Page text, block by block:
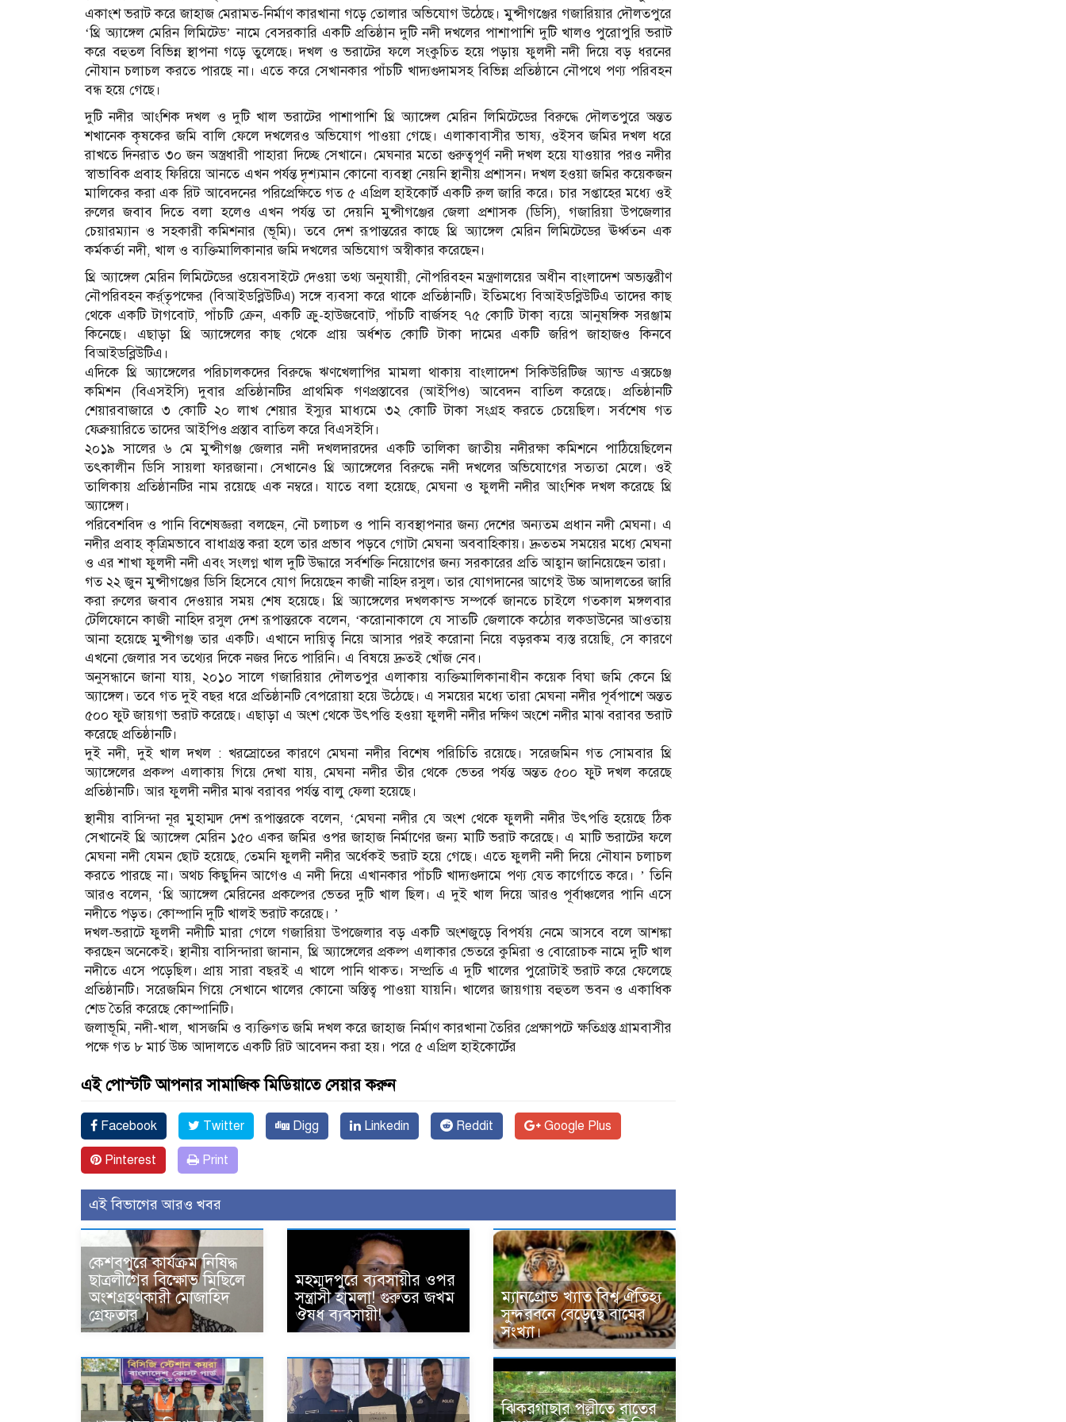
একাংশ ভরাট করে জাহাজ মেরামত-নির্মাণ কারখানা গড়ে তোলার অভিযোগ উঠেছে। মুন্সীগঞ্জের গজারিয়ার দৌলতপুরে
‘থ্রি অ্যাঙ্গেল মেরিন লিমিটেড’ নামে বেসরকারি একটি প্রতিষ্ঠান দুটি নদী দখলের পাশাপাশি দুটি খালও পুরোপুরি ভরাট
করে বহুতল বিভিন্ন স্থাপনা গড়ে তুলেছে। দখল ও ভরাটের ফলে সংকুচিত হয়ে পড়ায় ফুলদী নদী দিয়ে বড় ধরনের
নৌযান চলাচল করতে পারছে না। এতে করে সেখানকার পাঁচটি খাদ্যগুদামসহ বিভিন্ন প্রতিষ্ঠানে নৌপথে পণ্য পরিবহন
বন্ধ হয়ে গেছে।
দুটি নদীর আংশিক দখল ও দুটি খাল ভরাটের পাশাপাশি থ্রি অ্যাঙ্গেল মেরিন লিমিটেডের বিরুদ্ধে দৌলতপুরে অন্তত
শখানেক কৃষকের জমি বালি ফেলে দখলেরও অভিযোগ পাওয়া গেছে। এলাকাবাসীর ভাষ্য, ওইসব জমির দখল ধরে
রাখতে দিনরাত ৩০ জন অস্ত্রধারী পাহারা দিচ্ছে সেখানে। মেঘনার মতো গুরুত্বপূর্ণ নদী দখল হয়ে যাওয়ার পরও নদীর
স্বাভাবিক প্রবাহ ফিরিয়ে আনতে এখন পর্যন্ত দৃশ্যমান কোনো ব্যবস্থা নেয়নি স্থানীয় প্রশাসন। দখল হওয়া জমির কয়েকজন
মালিকের করা এক রিট আবেদনের পরিপ্রেক্ষিতে গত ৫ এপ্রিল হাইকোর্ট একটি রুল জারি করে। চার সপ্তাহের মধ্যে ওই
রুলের জবাব দিতে বলা হলেও এখন পর্যন্ত তা দেয়নি মুন্সীগঞ্জের জেলা প্রশাসক (ডিসি), গজারিয়া উপজেলার
চেয়ারম্যান ও সহকারী কমিশনার (ভূমি)। তবে দেশ রূপান্তরের কাছে থ্রি অ্যাঙ্গেল মেরিন লিমিটেডের ঊর্ধ্বতন এক
কর্মকর্তা নদী, খাল ও ব্যক্তিমালিকানার জমি দখলের অভিযোগ অস্বীকার করেছেন।
থ্রি অ্যাঙ্গেল মেরিন লিমিটেডের ওয়েবসাইটে দেওয়া তথ্য অনুযায়ী, নৌপরিবহন মন্ত্রণালয়ের অধীন বাংলাদেশ অভ্যন্তরীণ
নৌপরিবহন কর্র্তৃপক্ষের (বিআইডব্লিউটিএ) সঙ্গে ব্যবসা করে থাকে প্রতিষ্ঠানটি। ইতিমধ্যে বিআইডব্লিউটিএ তাদের কাছ
থেকে একটি টাগবোট, পাঁচটি ক্রেন, একটি ক্রু-হাউজবোট, পাঁচটি বার্জসহ ৭৫ কোটি টাকা ব্যয়ে আনুষঙ্গিক সরঞ্জাম
কিনেছে। এছাড়া থ্রি অ্যাঙ্গেলের কাছ থেকে প্রায় অর্ধশত কোটি টাকা দামের একটি জরিপ জাহাজও কিনবে
বিআইডব্লিউটিএ।
এদিকে থ্রি অ্যাঙ্গেলের পরিচালকদের বিরুদ্ধে ঋণখেলাপির মামলা থাকায় বাংলাদেশ সিকিউরিটিজ অ্যান্ড এক্সচেঞ্জ
কমিশন (বিএসইসি) দুবার প্রতিষ্ঠানটির প্রাথমিক গণপ্রস্তাবের (আইপিও) আবেদন বাতিল করেছে। প্রতিষ্ঠানটি
শেয়ারবাজারে ৩ কোটি ২০ লাখ শেয়ার ইস্যুর মাধ্যমে ৩২ কোটি টাকা সংগ্রহ করতে চেয়েছিল। সর্বশেষ গত
ফেব্রুয়ারিতে তাদের আইপিও প্রস্তাব বাতিল করে বিএসইসি।
২০১৯ সালের ৬ মে মুন্সীগঞ্জ জেলার নদী দখলদারদের একটি তালিকা জাতীয় নদীরক্ষা কমিশনে পাঠিয়েছিলেন
তৎকালীন ডিসি সায়লা ফারজানা। সেখানেও থ্রি অ্যাঙ্গেলের বিরুদ্ধে নদী দখলের অভিযোগের সত্যতা মেলে। ওই
তালিকায় প্রতিষ্ঠানটির নাম রয়েছে এক নম্বরে। যাতে বলা হয়েছে, মেঘনা ও ফুলদী নদীর আংশিক দখল করেছে থ্রি
অ্যাঙ্গেল।
পরিবেশবিদ ও পানি বিশেষজ্ঞরা বলছেন, নৌ চলাচল ও পানি ব্যবস্থাপনার জন্য দেশের অন্যতম প্রধান নদী মেঘনা। এ
নদীর প্রবাহ কৃত্রিমভাবে বাধাগ্রস্ত করা হলে তার প্রভাব পড়বে গোটা মেঘনা অববাহিকায়। দ্রুততম সময়ের মধ্যে মেঘনা
ও এর শাখা ফুলদী নদী এবং সংলগ্ন খাল দুটি উদ্ধারে সর্বশক্তি নিয়োগের জন্য সরকারের প্রতি আহ্বান জানিয়েছেন তারা।
গত ২২ জুন মুন্সীগঞ্জের ডিসি হিসেবে যোগ দিয়েছেন কাজী নাহিদ রসুল। তার যোগদানের আগেই উচ্চ আদালতের জারি
করা রুলের জবাব দেওয়ার সময় শেষ হয়েছে। থ্রি অ্যাঙ্গেলের দখলকান্ড সম্পর্কে জানতে চাইলে গতকাল মঙ্গলবার
টেলিফোনে কাজী নাহিদ রসুল দেশ রূপান্তরকে বলেন, ‘করোনাকালে যে সাতটি জেলাকে কঠোর লকডাউনের আওতায়
আনা হয়েছে মুন্সীগঞ্জ তার একটি। এখানে দায়িত্ব নিয়ে আসার পরই করোনা নিয়ে বড়রকম ব্যস্ত রয়েছি, সে কারণে
এখনো জেলার সব তথ্যের দিকে নজর দিতে পারিনি। এ বিষয়ে দ্রুতই খোঁজ নেব।
অনুসন্ধানে জানা যায়, ২০১০ সালে গজারিয়ার দৌলতপুর এলাকায় ব্যক্তিমালিকানাধীন কয়েক বিঘা জমি কেনে থ্রি
অ্যাঙ্গেল। তবে গত দুই বছর ধরে প্রতিষ্ঠানটি বেপরোয়া হয়ে উঠেছে। এ সময়ের মধ্যে তারা মেঘনা নদীর পূর্বপাশে অন্তত
৫০০ ফুট জায়গা ভরাট করেছে। এছাড়া এ অংশ থেকে উৎপত্তি হওয়া ফুলদী নদীর দক্ষিণ অংশে নদীর মাঝ বরাবর ভরাট
করেছে প্রতিষ্ঠানটি।
দুই নদী, দুই খাল দখল : খরস্রোতের কারণে মেঘনা নদীর বিশেষ পরিচিতি রয়েছে। সরেজমিন গত সোমবার থ্রি
অ্যাঙ্গেলের প্রকল্প এলাকায় গিয়ে দেখা যায়, মেঘনা নদীর তীর থেকে ভেতর পর্যন্ত অন্তত ৫০০ ফুট দখল করেছে
প্রতিষ্ঠানটি। আর ফুলদী নদীর মাঝ বরাবর পর্যন্ত বালু ফেলা হয়েছে।
স্থানীয় বাসিন্দা নূর মুহাম্মদ দেশ রূপান্তরকে বলেন, ‘মেঘনা নদীর যে অংশ থেকে ফুলদী নদীর উৎপত্তি হয়েছে ঠিক
সেখানেই থ্রি অ্যাঙ্গেল মেরিন ১৫০ একর জমির ওপর জাহাজ নির্মাণের জন্য মাটি ভরাট করেছে। এ মাটি ভরাটের ফলে
মেঘনা নদী যেমন ছোট হয়েছে, তেমনি ফুলদী নদীর অর্ধেকই ভরাট হয়ে গেছে। এতে ফুলদী নদী দিয়ে নৌযান চলাচল
করতে পারছে না। অথচ কিছুদিন আগেও এ নদী দিয়ে এখানকার পাঁচটি খাদ্যগুদামে পণ্য যেত কার্গোতে করে। ’ তিনি
আরও বলেন, ‘থ্রি অ্যাঙ্গেল মেরিনের প্রকল্পের ভেতর দুটি খাল ছিল। এ দুই খাল দিয়ে আরও পূর্বাঞ্চলের পানি এসে
নদীতে পড়ত। কোম্পানি দুটি খালই ভরাট করেছে। ’
দখল-ভরাটে ফুলদী নদীটি মারা গেলে গজারিয়া উপজেলার বড় একটি অংশজুড়ে বিপর্যয় নেমে আসবে বলে আশঙ্কা
করছেন অনেকেই। স্থানীয় বাসিন্দারা জানান, থ্রি অ্যাঙ্গেলের প্রকল্প এলাকার ভেতরে কুমিরা ও বোরোচক নামে দুটি খাল
নদীতে এসে পড়েছিল। প্রায় সারা বছরই এ খালে পানি থাকত। সম্প্রতি এ দুটি খালের পুরোটাই ভরাট করে ফেলেছে
প্রতিষ্ঠানটি। সরেজমিন গিয়ে সেখানে খালের কোনো অস্তিত্ব পাওয়া যায়নি। খালের জায়গায় বহুতল ভবন ও একাধিক
শেড তৈরি করেছে কোম্পানিটি।
জলাভূমি, নদী-খাল, খাসজমি ও ব্যক্তিগত জমি দখল করে জাহাজ নির্মাণ কারখানা তৈরির প্রেক্ষাপটে ক্ষতিগ্রস্ত গ্রামবাসীর
পক্ষে গত ৮ মার্চ উচ্চ আদালতে একটি রিট আবেদন করা হয়। পরে ৫ এপ্রিল হাইকোর্টের
এই পোস্টটি আপনার সামাজিক মিডিয়াতে সেয়ার করুন
Facebook Twitter Digg Linkedin Reddit Google Plus
Pinterest Print
এই বিভাগের আরও খবর
কেশবপুরে কার্যক্রম নিষিদ্ধ
ছাত্রলীগের বিক্ষোভ মিছিলে
অংশগ্রহণকারী মোজাহিদ
গ্রেফতার ।
মহম্মদপুরে ব্যবসায়ীর ওপর
সন্ত্রাসী হামলা! গুরুতর জখম
ঔষধ ব্যবসায়ী!
ম্যানগ্রোভ খ্যাত বিশ্ব ঐতিহ্য
সুন্দরবনে বেড়েছে বাঘের
সংখ্যা।
ঝিকরগাছার পল্লীতে রাতের